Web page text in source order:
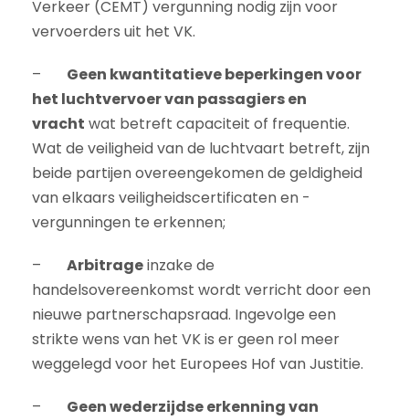
Verkeer (CEMT) vergunning nodig zijn voor
vervoerders uit het VK.
– Geen kwantitatieve beperkingen voor
het luchtvervoer van passagiers en
vracht wat betreft capaciteit of frequentie.
Wat de veiligheid van de luchtvaart betreft, zijn
beide partijen overeengekomen de geldigheid
van elkaars veiligheidscertificaten en -
vergunningen te erkennen;
– Arbitrageinzake de
handelsovereenkomst wordt verricht door een
nieuwe partnerschapsraad. Ingevolge een
strikte wens van het VK is er geen rol meer
weggelegd voor het Europees Hof van Justitie.
– Geen wederzijdse erkenning van